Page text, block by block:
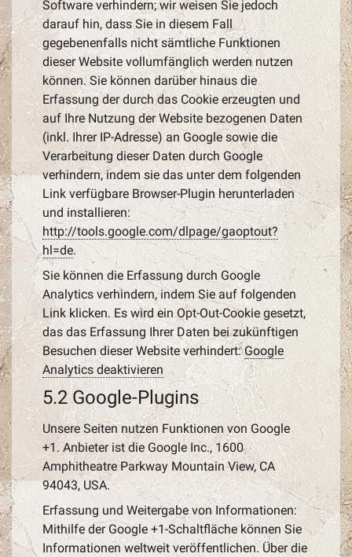
Software verhindern; wir weisen Sie jedoch
darauf hin, dass Sie in diesem Fall
gegebenenfalls nicht sämtliche Funktionen
dieser Website vollumfänglich werden nutzen
können. Sie können darüber hinaus die
Erfassung der durch das Cookie erzeugten und
auf Ihre Nutzung der Website bezogenen Daten
(inkl. Ihrer IP-Adresse) an Google sowie die
Verarbeitung dieser Daten durch Google
verhindern, indem sie das unter dem folgenden
Link verfügbare Browser-Plugin herunterladen
und installieren:
http://tools.google.com/dlpage/gaoptout?
hl=de.
Sie können die Erfassung durch Google
Analytics verhindern, indem Sie auf folgenden
Link klicken. Es wird ein Opt-Out-Cookie gesetzt,
das das Erfassung Ihrer Daten bei zukünftigen
Besuchen dieser Website verhindert:Google
Analytics deaktivieren
5.2 Google-Plugins
Unsere Seiten nutzen Funktionen von Google
+1. Anbieter ist die Google Inc., 1600
Amphitheatre Parkway Mountain View, CA
94043, USA.
Erfassung und Weitergabe von Informationen:
Mithilfe der Google +1-Schaltfläche können Sie
Informationen weltweit veröffentlichen. Über die